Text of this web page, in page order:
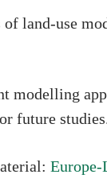
land-use
modelling
future
Europe-